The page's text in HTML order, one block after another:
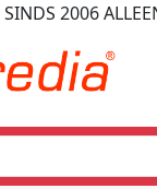
SINDS 2006